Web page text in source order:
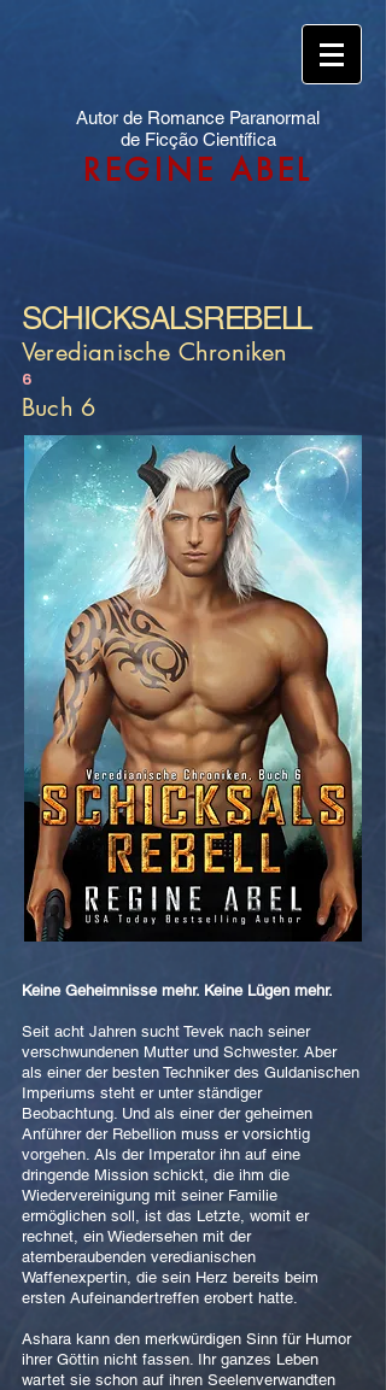
Autor de Romance Paranormal
de Ficção Científica
REGINE ABEL
SCHICKSALSREBELL
Veredianische Chroniken
6
Buch 6
Keine Geheimnisse mehr. Keine Lügen mehr.
Seit acht Jahren sucht Tevek nach seiner
verschwundenen Mutter und Schwester. Aber
als einer der besten Techniker des Guldanischen
Imperiums steht er unter ständiger
Beobachtung. Und als einer der geheimen
Anführer der Rebellion muss er vorsichtig
vorgehen. Als der Imperator ihn auf eine
dringende Mission schickt, die ihm die
Wiedervereinigung mit seiner Familie
ermöglichen soll, ist das Letzte, womit er
rechnet, ein Wiedersehen mit der
atemberaubenden veredianischen
Waffenexpertin, die sein Herz bereits beim
ersten Aufeinandertreffen erobert hatte.
Ashara kann den merkwürdigen Sinn für Humor
ihrer Göttin nicht fassen. Ihr ganzes Leben
wartet sie schon auf ihren Seelenverwandten